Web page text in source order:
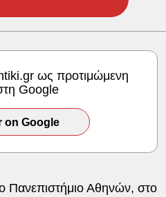
ως προτιμώμενη
Google
on Google
Πανεπιστήμιο Αθηνών, στο